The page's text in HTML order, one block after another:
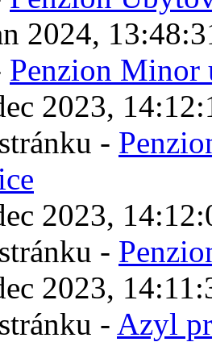
2024,
Penzion Minor
2023,
-
2023,
-
2023,
- Azyl